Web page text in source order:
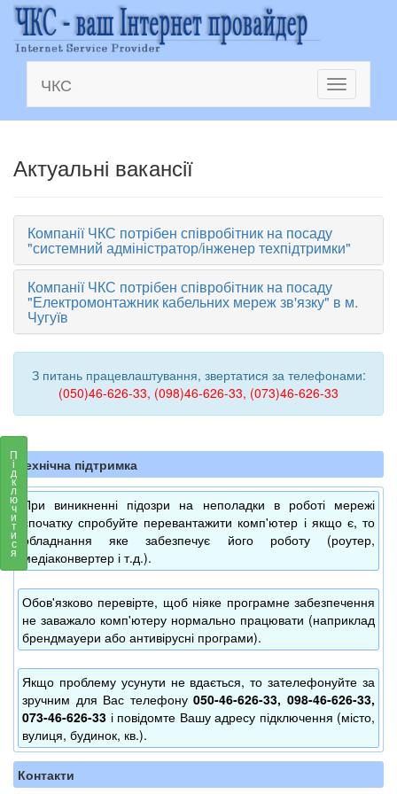
Toggle
navigation
ЧКС
Актуальні вакансії
Компанії ЧКС потрібен співробітник на посаду
"системний адміністратор/інженер техпідтримки"
Компанії ЧКС потрібен співробітник на посаду
"Електромонтажник кабельних мереж зв'язку" в м.
Чугуїв
З питань працевлаштування, звертатися за телефонами:
(050)46-626-33, (098)46-626-33, (073)46-626-33
Технічна підтримка
При виникненні підозри на неполадки в роботі мережі
спочатку спробуйте перевантажити комп'ютер і якщо є, то
обладнання яке забезпечує його роботу (роутер,
медіаконвертер і т.д.).
Обов'язково перевірте, щоб ніяке програмне забезпечення
не заважало комп'ютеру нормально працювати (наприклад
брендмауери або антивірусні програми).
Якщо проблему усунути не вдається, то зателефонуйте за
зручним для Вас телефону050-46-626-33, 098-46-626-33,
073-46-626-33 і повідомте Вашу адресу підключення (місто,
вулиця, будинок, кв.).
Контакти
П
і
д
к
л
ю
ч
и
т
и
с
я